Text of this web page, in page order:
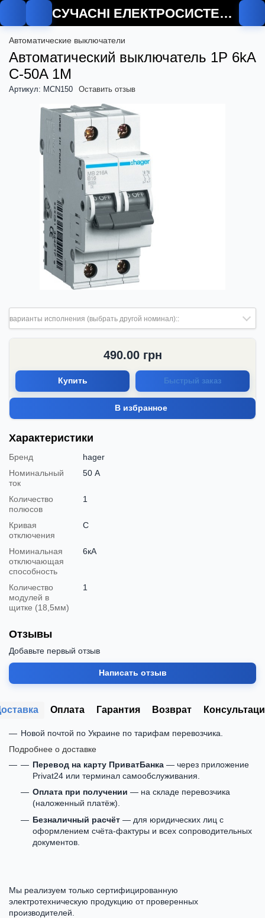
СУЧАСНІ ЕЛЕКТРОСИСТЕМИ
Автоматические выключатели
Автоматический выключатель 1P 6kA
C-50A 1M
Артикул: MCN150 Оставить отзыв
варианты исполнения (выбрать другой номинал)::
490.00грн
Купить Быстрый заказ
В избранное
Характеристики
Бренд
hager
Номинальный
ток
50 А
Количество
полюсов
1
Кривая
отключения
C
Номинальная
отключающая
способность
6кА
Количество
модулей в
щитке (18,5мм)
1
Отзывы
Добавьте первый отзыв
Написать отзыв
Оплата Гарантия Возврат
Новой почтой по Украине по тарифам перевозчика.
Подробнее о доставке
Перевод на карту ПриватБанка — через приложение
Privat24 или терминал самообслуживания.
Оплата при получении — на складе перевозчика
(наложенный платёж).
Безналичный расчёт — для юридических лиц с
оформлением счёта-фактуры и всех сопроводительных
документов.
Мы реализуем только сертифицированную
электротехническую продукцию от проверенных
производителей.